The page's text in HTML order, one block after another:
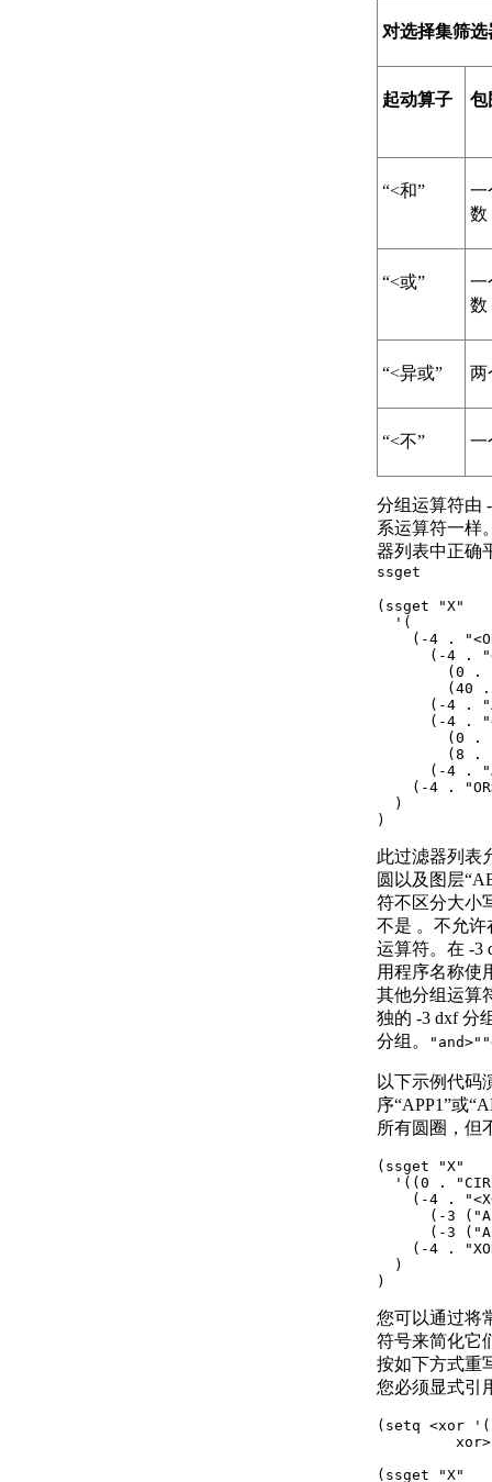
对选择集筛
起动算子 包
“<和”
一
数
“<或”
一
数
“<异或” 两
“<不” 一
分组运算符由
系运算符一样
器列表中正确
ssget
(ssget "X"
  '(
(-4 .
(-4 .
(0 .
(40
(-4 .
(-4 .
(0 .
(8 .
(-4 .
(-4 .
  )
)
此过滤器列表
圆以及图层
符不区分大小
不是 。不允许
运算符。在 -3
用程序名称使
其他分组运算
独的 -3 dxf 分
分组。
"and>"
以下示例代码
序“APP1”或
所有圆圈，但
(ssget "X"
'((0 .
(-4 .
(-3
(-3
(-4 .
  )
)
您可以通过将
符号来简化它
按如下方式重
您必须显式引
(setq <xor
(ssget "X"